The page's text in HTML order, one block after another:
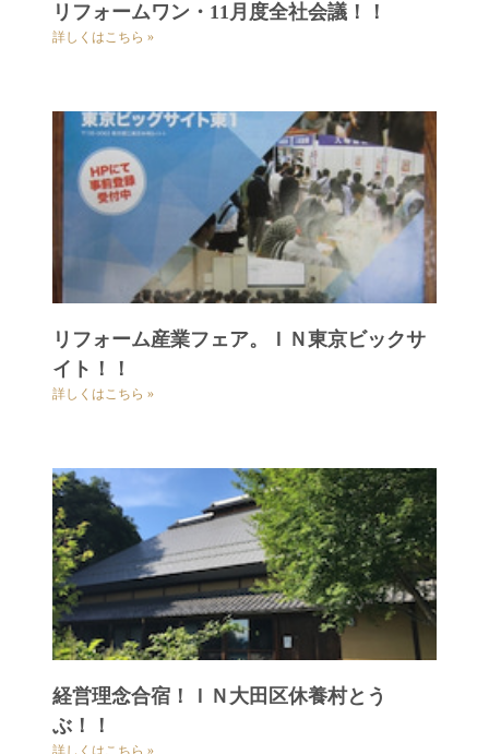
リフォームワン・11月度全社会議！！
詳しくはこちら »
リフォーム産業フェア。ＩＮ東京ビックサ
イト！！
詳しくはこちら »
経営理念合宿！ＩＮ大田区休養村とう
ぶ！！
詳しくはこちら »